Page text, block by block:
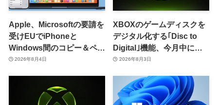
Apple、Microsoftの要請を
受けEUでiPhoneと
Windows間のコピー＆ペー
スト機能を提供へ
2026年8月4日
XBOXのゲームディスクを
デジタル化する｢Disc to
Digital｣機能、今月中に提
供開始か
2026年8月3日